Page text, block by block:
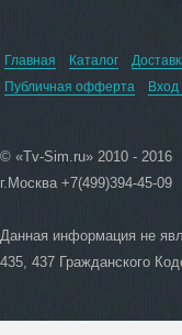
Главная Каталог
Публичная офферта
Вход
© «Tv-Sim.ru» 2010 - 2016
г.Москва +7(499)394-45-09
Данная информация не
435, 437 Гражданского